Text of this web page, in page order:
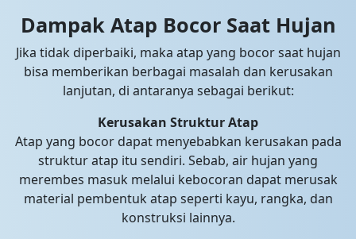
Dampak Atap Bocor Saat Hujan
Jika tidak diperbaiki, maka atap yang bocor saat hujan
bisa memberikan berbagai masalah dan kerusakan
lanjutan, di antaranya sebagai berikut:
Kerusakan Struktur Atap
Atap yang bocor dapat menyebabkan kerusakan pada
struktur atap itu sendiri. Sebab, air hujan yang
merembes masuk melalui kebocoran dapat merusak
material pembentuk atap seperti kayu, rangka, dan
konstruksi lainnya.